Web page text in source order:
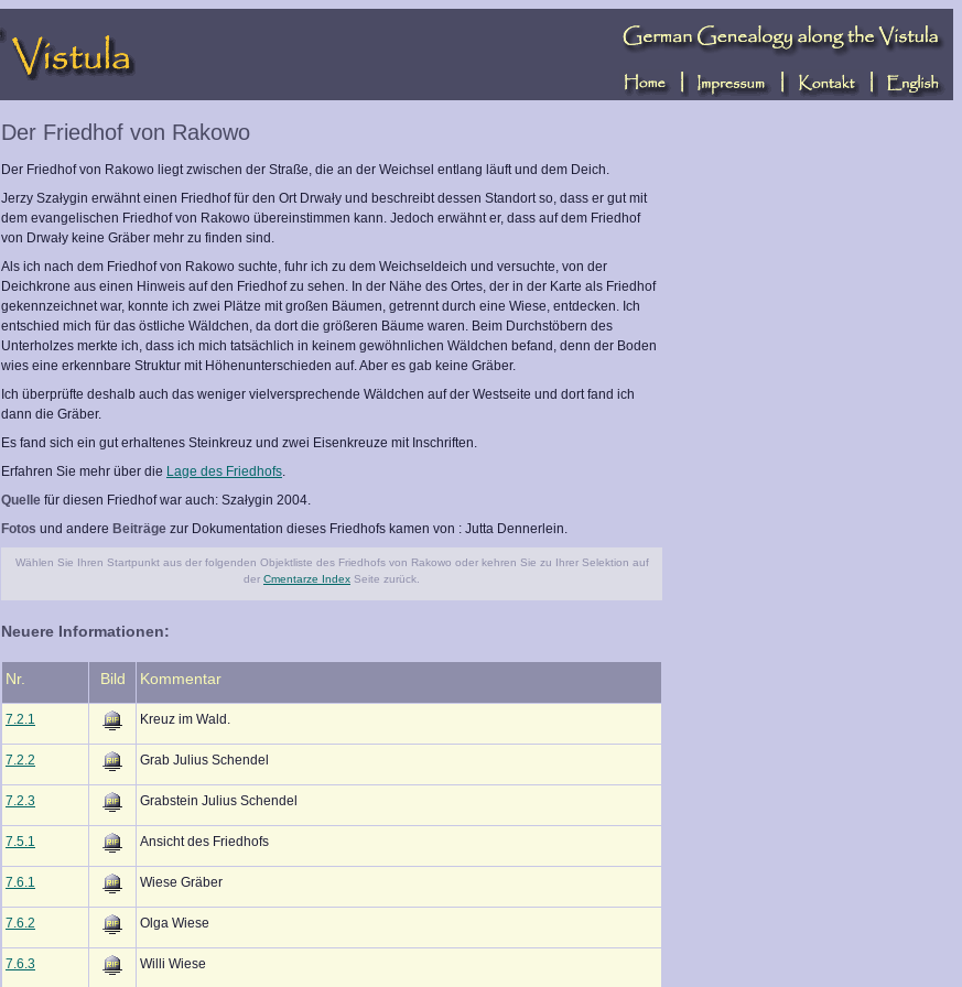
Der Friedhof von Rakowo
Der Friedhof von Rakowo liegt zwischen der Straße, die an der Weichsel entlang läuft und dem Deich.
Jerzy Szałygin erwähnt einen Friedhof für den Ort Drwały und beschreibt dessen Standort so, dass er gut mit
dem evangelischen Friedhof von Rakowo übereinstimmen kann. Jedoch erwähnt er, dass auf dem Friedhof
von Drwały keine Gräber mehr zu finden sind.
Als ich nach dem Friedhof von Rakowo suchte, fuhr ich zu dem Weichseldeich und versuchte, von der
Deichkrone aus einen Hinweis auf den Friedhof zu sehen. In der Nähe des Ortes, der in der Karte als Friedhof
gekennzeichnet war, konnte ich zwei Plätze mit großen Bäumen, getrennt durch eine Wiese, entdecken. Ich
entschied mich für das östliche Wäldchen, da dort die größeren Bäume waren. Beim Durchstöbern des
Unterholzes merkte ich, dass ich mich tatsächlich in keinem gewöhnlichen Wäldchen befand, denn der Boden
wies eine erkennbare Struktur mit Höhenunterschieden auf. Aber es gab keine Gräber.
Ich überprüfte deshalb auch das weniger vielversprechende Wäldchen auf der Westseite und dort fand ich
dann die Gräber.
Es fand sich ein gut erhaltenes Steinkreuz und zwei Eisenkreuze mit Inschriften.
Erfahren Sie mehr über die Lage des Friedhofs.
Quelle für diesen Friedhof war auch: Szałygin 2004.
Fotos und andere Beiträge zur Dokumentation dieses Friedhofs kamen von : Jutta Dennerlein.
Wählen Sie Ihren Startpunkt aus der folgenden Objektliste des Friedhofs von Rakowo oder kehren Sie zu Ihrer Selektion auf
der Cmentarze Index Seite zurück.
Neuere Informationen:
Nr. Bild Kommentar
7.2.1 Kreuz im Wald.
7.2.2 Grab Julius Schendel
7.2.3 Grabstein Julius Schendel
7.5.1 Ansicht des Friedhofs
7.6.1 Wiese Gräber
7.6.2 Olga Wiese
7.6.3 Willi Wiese